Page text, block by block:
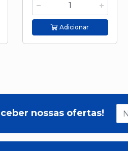
Adicionar
nossas ofertas!